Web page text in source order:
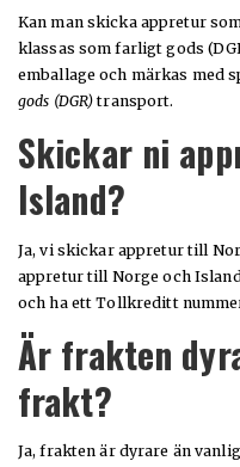
Kan man skicka appretur
klassas som farligt gods
emballage och märkas med
gods (DGR) transport.
Skickar ni
Island?
Ja, vi skickar appretur till
appretur till Norge och
och ha ett Tollkreditt
Är frakten
frakt?
Ja, frakten är dyrare än